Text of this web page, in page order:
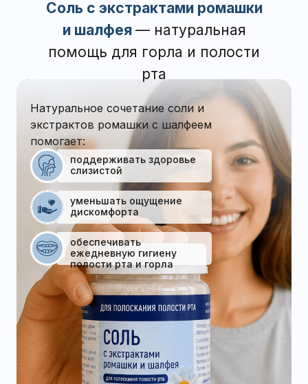
Соль с экстрактами ромашки
и шалфея — натуральная
помощь для горла и полости
рта
Натуральное сочетание соли и
экстрактов ромашки с шалфеем
помогает:
поддерживать здоровье
слизистой
уменьшать ощущение
дискомфорта
обеспечивать
ежедневную гигиену
полости рта и горла